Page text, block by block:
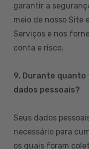
garantir a
meio de nosso Site
Serviços e nos
conta e risco.
9. Durante quanto
dados pessoais?
Seus dados
necessário para
os quais foram